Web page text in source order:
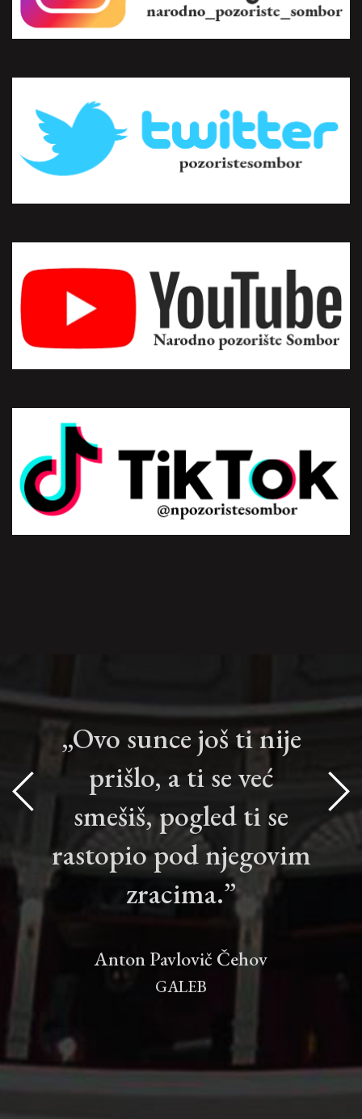
„Ovo sunce još ti nije
prišlo, a ti se već
smešiš, pogled ti se
rastopio pod njegovim
zracima.”
Anton Pavlovič Čehov
GALEB